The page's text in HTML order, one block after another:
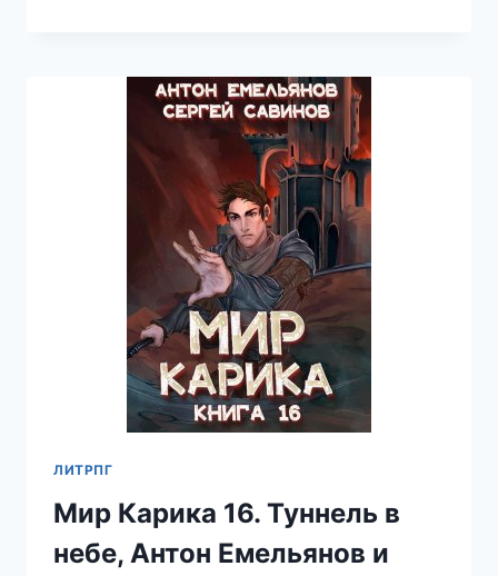
М
ЛИТРПГ
Мир Карика 16. Туннель в
небе, Антон Емельянов и